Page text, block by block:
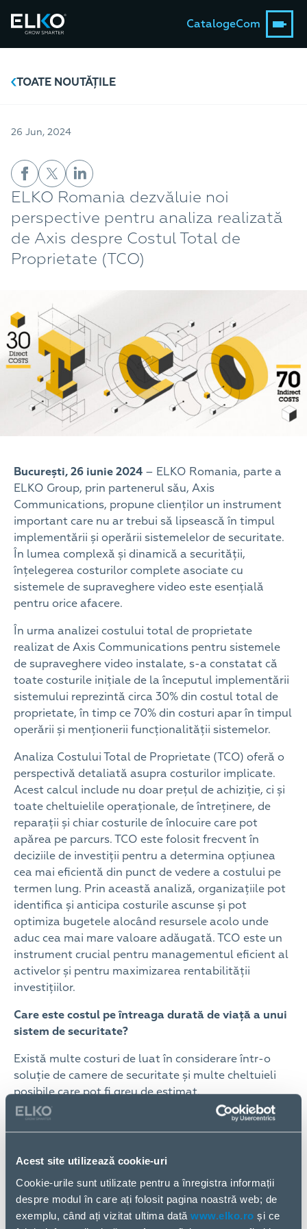
Acest site utilizează cookie-uri
Cookie-urile sunt utilizate pentru a înregistra informații
despre modul în care ați folosit pagina noastră web; de
exemplu, când ați vizitat ultima dată www.elko.ro și ce
CatalogeCom
TOATE NOUTĂȚILE
26 Jun, 2024
ELKO Romania dezvăluie noi
perspective pentru analiza realizată
de Axis despre Costul Total de
Proprietate (TCO)
București, 26 iunie 2024 – ELKO Romania, parte a
ELKO Group, prin partenerul său, Axis
Communications, propune clienților un instrument
important care nu ar trebui să lipsească în timpul
implementării și operării sistemelelor de securitate.
În lumea complexă și dinamică a securității,
înțelegerea costurilor complete asociate cu
sistemele de supraveghere video este esențială
pentru orice afacere.
În urma analizei costului total de proprietate
realizat de Axis Communications pentru sistemele
de supraveghere video instalate, s-a constatat că
toate costurile inițiale de la începutul implementării
sistemului reprezintă circa 30% din costul total de
proprietate, în timp ce 70% din costuri apar în timpul
operării și menționerii funcționalității sistemelor.
Analiza Costului Total de Proprietate (TCO) oferă o
perspectivă detaliată asupra costurilor implicate.
Acest calcul include nu doar prețul de achiziție, ci și
toate cheltuielile operaționale, de întreținere, de
reparații și chiar costurile de înlocuire care pot
apărea pe parcurs. TCO este folosit frecvent în
deciziile de investiții pentru a determina opțiunea
cea mai eficientă din punct de vedere a costului pe
termen lung. Prin această analiză, organizațiile pot
identifica și anticipa costurile ascunse și pot
optimiza bugetele alocând resursele acolo unde
aduc cea mai mare valoare adăugată. TCO este un
instrument crucial pentru managementul eficient al
activelor și pentru maximizarea rentabilității
investițiilor.
Care este costul pe întreaga durată de viață a unui
sistem de securitate?
Există multe costuri de luat în considerare într-o
soluție de camere de securitate și multe cheltuieli
posibile care pot fi greu de estimat.
Utilizarea unei abordări a Costului Total de
Proprietate (TCO) ajută în estimarea tuturor
întreaga sa durată de viață – de la instalare la
operare, întreținere și dezafectare. Această abordare
îți recomandă cum să urmărești reducerea costurilor
atât pentru a îmbunătăți calitatea soluției, cât și